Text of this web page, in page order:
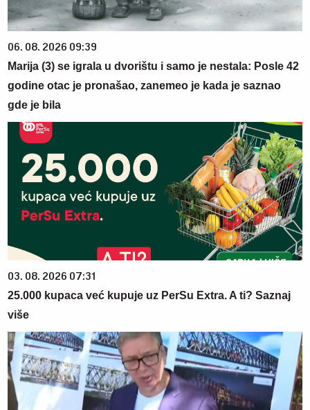
06. 08. 2026 09:39
Marija (3) se igrala u dvorištu i samo je nestala: Posle 42
godine otac je pronašao, zanemeo je kada je saznao
gde je bila
03. 08. 2026 07:31
25.000 kupaca već kupuje uz PerSu Extra. A ti? Saznaj
više